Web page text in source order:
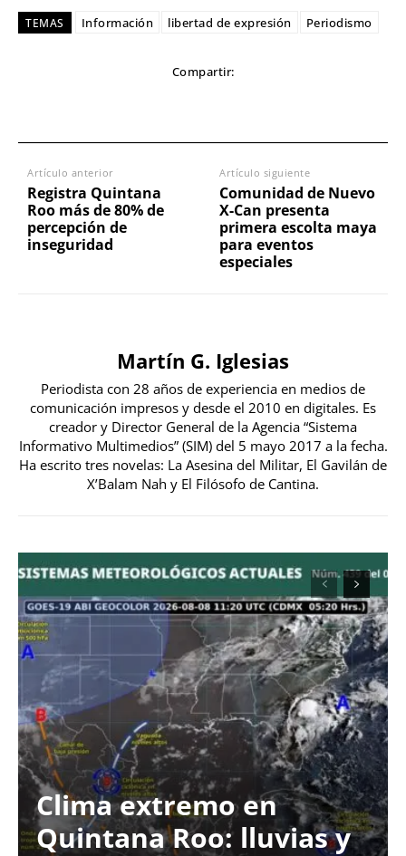
TEMAS Información libertad de expresión Periodismo
Compartir:
Artículo anterior
Registra Quintana
Roo más de 80% de
percepción de
inseguridad
Artículo siguiente
Comunidad de Nuevo
X-Can presenta
primera escolta maya
para eventos
especiales
Martín G. Iglesias
Periodista con 28 años de experiencia en medios de
comunicación impresos y desde el 2010 en digitales. Es
creador y Director General de la Agencia “Sistema
Informativo Multimedios” (SIM) del 5 mayo 2017 a la fecha.
Ha escrito tres novelas: La Asesina del Militar, El Gavilán de
X’Balam Nah y El Filósofo de Cantina.
Clima extremo en
Quintana Roo: lluvias y